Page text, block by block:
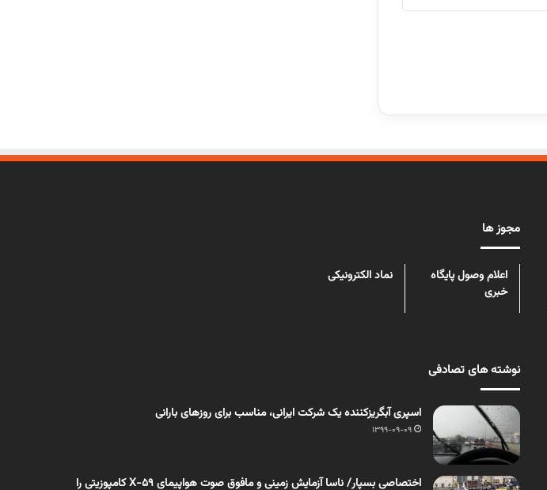
مجوز ها
اعلام وصول پایگاه
خبری
نماد الکترونیکی
نوشته های تصادفی
اسپری آبگریزکننده یک شرکت ایرانی، مناسب برای روزهای بارانی
1399-09-09
اختصاصی بسپار/ ناسا آزمایش زمینی و مافوق صوت هواپیمای X-59 کامپوزیتی را